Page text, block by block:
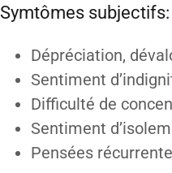
Symtômes subjectifs:
Dépréciation,
Sentiment
Difficulté de
Sentiment
Pensées